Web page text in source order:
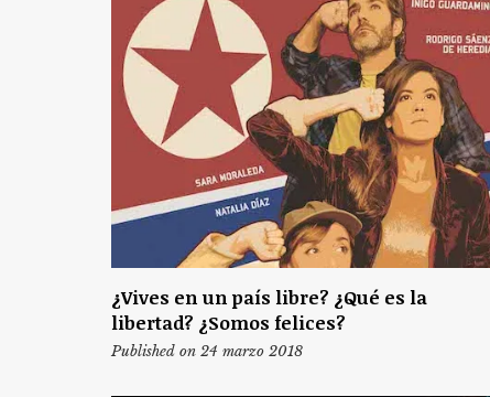
¿Vives en un país libre? ¿Qué es la
libertad? ¿Somos felices?
Published on 24 marzo 2018